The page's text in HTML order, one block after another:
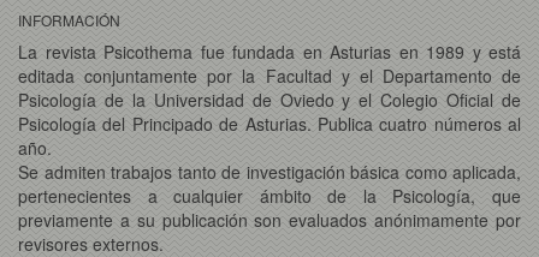
INFORMACIÓN
La revista Psicothema fue fundada en Asturias en 1989 y está
editada conjuntamente por la Facultad y el Departamento de
Psicología de la Universidad de Oviedo y el Colegio Oficial de
Psicología del Principado de Asturias. Publica cuatro números al
año.
Se admiten trabajos tanto de investigación básica como aplicada,
pertenecientes a cualquier ámbito de la Psicología, que
previamente a su publicación son evaluados anónimamente por
revisores externos.